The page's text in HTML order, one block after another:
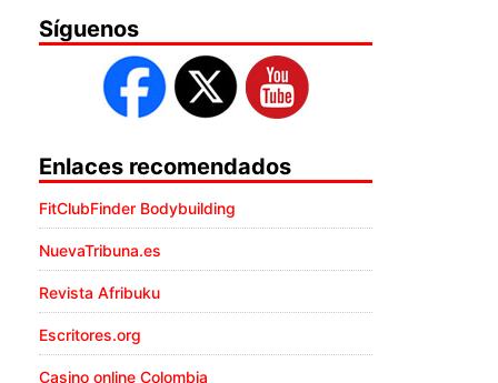
Síguenos
Enlaces recomendados
FitClubFinder Bodybuilding
NuevaTribuna.es
Revista Afribuku
Escritores.org
Casino online Colombia